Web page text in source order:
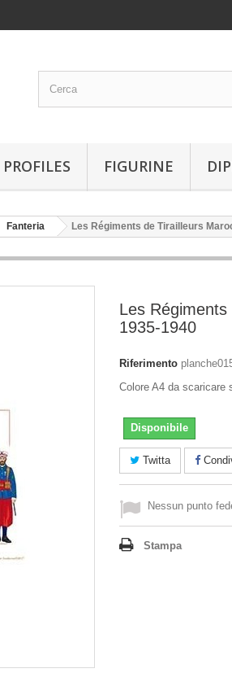
FIGURINE
Fanteria Les Régiments de Tirailleurs
Les
1935-1940
Riferimento
Colore A4 da scaricare
Disponibile
Twitta
Nessun punto
Stampa